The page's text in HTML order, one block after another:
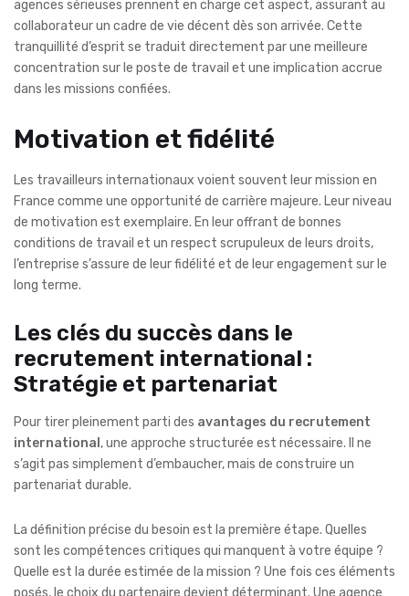
agences sérieuses prennent en charge cet aspect, assurant au
collaborateur un cadre de vie décent dès son arrivée. Cette
tranquillité d’esprit se traduit directement par une meilleure
concentration sur le poste de travail et une implication accrue
dans les missions confiées.
Motivation et fidélité
Les travailleurs internationaux voient souvent leur mission en
France comme une opportunité de carrière majeure. Leur niveau
de motivation est exemplaire. En leur offrant de bonnes
conditions de travail et un respect scrupuleux de leurs droits,
l’entreprise s’assure de leur fidélité et de leur engagement sur le
long terme.
Les clés du succès dans le
recrutement international :
Stratégie et partenariat
Pour tirer pleinement parti des avantages du recrutement
international , une approche structurée est nécessaire. Il ne
s’agit pas simplement d’embaucher, mais de construire un
partenariat durable.
La définition précise du besoin est la première étape. Quelles
sont les compétences critiques qui manquent à votre équipe ?
Quelle est la durée estimée de la mission ? Une fois ces éléments
posés, le choix du partenaire devient déterminant. Une agence